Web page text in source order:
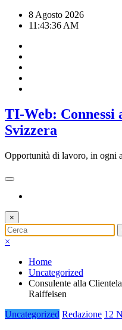
8 Agosto 2026
11:43:37 AM
TI-Web:
Svizzera
Opportunità di lavoro, in ogni
×
×
Home
Uncategorized
Consulente alla
Raiffeisen
Uncategorized Redazione 12